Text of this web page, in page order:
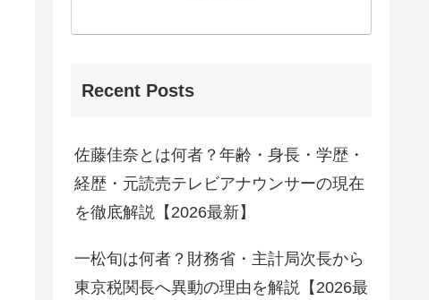
Recent Posts
佐藤佳奈とは何者？年齢・身長・学歴・
経歴・元読売テレビアナウンサーの現在
を徹底解説【2026最新】
一松旬は何者？財務省・主計局次長から
東京税関長へ異動の理由を解説【2026最